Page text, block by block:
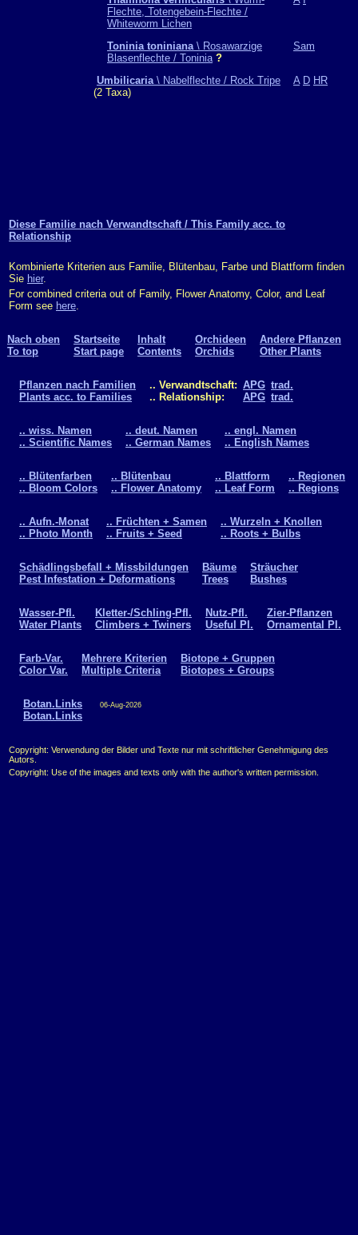
Flechte, Totengebein-Flechte /
Whiteworm Lichen
Toninia toniniana\ Rosawarzige
Blasenflechte / Toninia ?
Sam
Umbilicaria\ Nabelflechte / Rock Tripe
(2 Taxa)
A D HR
Diese Familie nach Verwandtschaft / This Family acc. to
Relationship
Kombinierte Kriterien aus Familie, Blütenbau, Farbe und Blattform finden
Sie hier.
For combined criteria out of Family, Flower Anatomy, Color, and Leaf
Form see here.
Nach oben
To top
Startseite
Start page
Inhalt
Contents
Orchideen
Orchids
Andere Pflanzen
Other Plants
Pflanzen nach Familien
Plants acc. to Families
.. Verwandtschaft:
.. Relationship:
APG
APG
trad.
trad.
.. wiss. Namen
.. Scientific Names
.. deut. Namen
.. German Names
.. engl. Namen
.. English Names
.. Blütenfarben
.. Bloom Colors
.. Blütenbau
.. Flower Anatomy
.. Blattform
.. Leaf Form
.. Regionen
.. Regions
.. Aufn.-Monat
.. Photo Month
.. Früchten + Samen
.. Fruits + Seed
.. Wurzeln + Knollen
.. Roots + Bulbs
Schädlingsbefall + Missbildungen
Pest Infestation + Deformations
Bäume
Trees
Sträucher
Bushes
Wasser-Pfl.
Water Plants
Kletter-/Schling-Pfl.
Climbers + Twiners
Nutz-Pfl.
Useful Pl.
Zier-Pflanzen
Ornamental Pl.
Farb-Var.
Color Var.
Mehrere Kriterien
Multiple Criteria
Biotope + Gruppen
Biotopes + Groups
Botan.Links
Botan.Links
06-Aug-2026
Copyright: Verwendung der Bilder und Texte nur mit schriftlicher Genehmigung des
Autors.
Copyright: Use of the images and texts only with the author's written permission.